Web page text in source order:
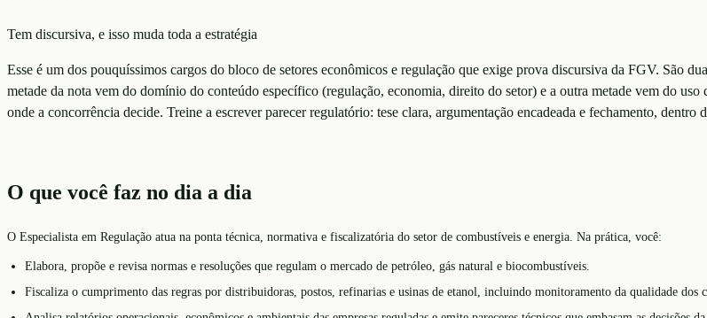
Tem discursiva, e isso muda toda a estratégia
Esse é um dos pouquíssimos cargos do bloco de setores econômicos e regulação que exige prova discursiva da FGV. São
metade da nota vem do domínio do conteúdo específico (regulação, economia, direito do setor) e a outra metade vem do
onde a concorrência decide. Treine a escrever parecer regulatório: tese clara, argumentação encadeada e fechamento, dentro
O que você faz no dia a dia
O Especialista em Regulação atua na ponta técnica, normativa e fiscalizatória do setor de combustíveis e energia. Na prática, você:
Elabora, propõe e revisa normas e resoluções que regulam o mercado de petróleo, gás natural e biocombustíveis.
Fiscaliza o cumprimento das regras por distribuidoras, postos, refinarias e usinas de etanol, incluindo monitoramento da qualidade dos